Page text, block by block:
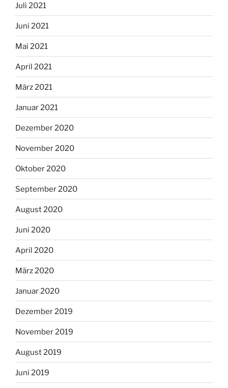
Juli 2021
Juni 2021
Mai 2021
April 2021
März 2021
Januar 2021
Dezember 2020
November 2020
Oktober 2020
September 2020
August 2020
Juni 2020
April 2020
März 2020
Januar 2020
Dezember 2019
November 2019
August 2019
Juni 2019